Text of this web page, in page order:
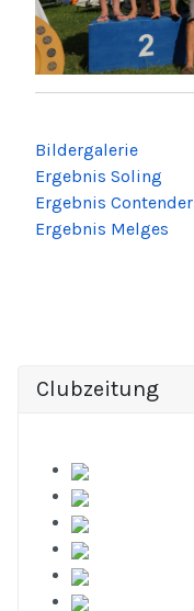
Bildergalerie
Ergebnis Soling
Ergebnis Contender
Ergebnis Melges
Clubzeitung